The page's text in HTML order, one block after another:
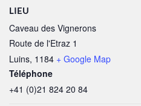
LIEU
Caveau des Vignerons
Route de l'Etraz 1
Luins, 1184 + Google Map
Téléphone
+41 (0)21 824 20 84